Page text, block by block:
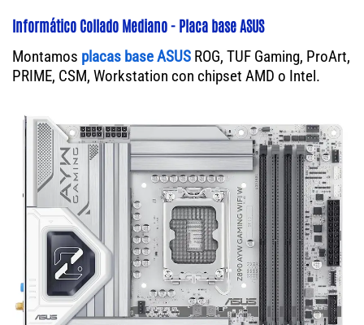
Informático Collado Mediano - Placa base ASUS
Montamos placas base ASUS ROG, TUF Gaming, ProArt,
PRIME, CSM, Workstation con chipset AMD o Intel.